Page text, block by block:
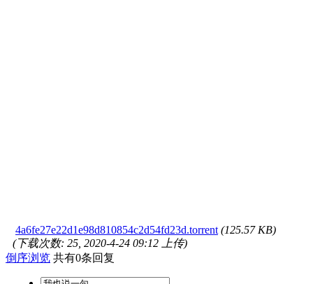
4a6fe27e22d1e98d810854c2d54fd23d.torrent (125.57 KB)
(下载次数: 25, 2020-4-24 09:12 上传)
倒序浏览 共有0条回复